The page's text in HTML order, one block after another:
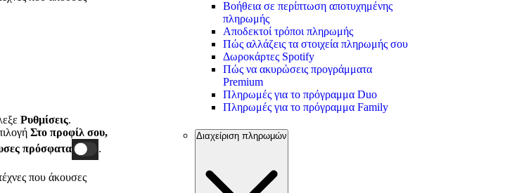
Ρυθμίσεις.
Στο προφίλ σου,
πρόσφατα .
που άκουσες
Βοήθεια σε περίπτωση αποτυχημένης
πληρωμής
Αποδεκτοί τρόποι πληρωμής
Πώς αλλάζεις τα στοιχεία πληρωμής σου
Δωροκάρτες Spotify
Πώς να ακυρώσεις προγράμματα
Premium
Πληρωμές για το πρόγραμμα Duo
Πληρωμές για το πρόγραμμα Family
Διαχείριση πληρωμών